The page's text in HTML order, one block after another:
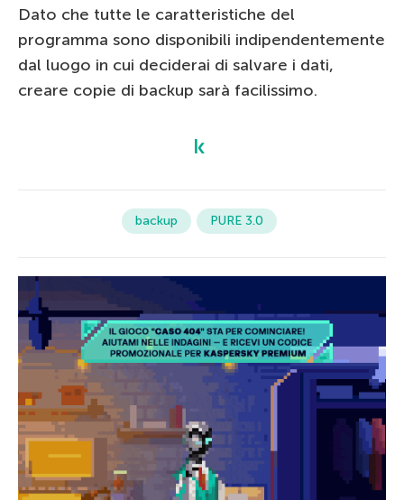
Dato che tutte le caratteristiche del
programma sono disponibili indipendentemente
dal luogo in cui deciderai di salvare i dati,
creare copie di backup sarà facilissimo.
backup PURE 3.0